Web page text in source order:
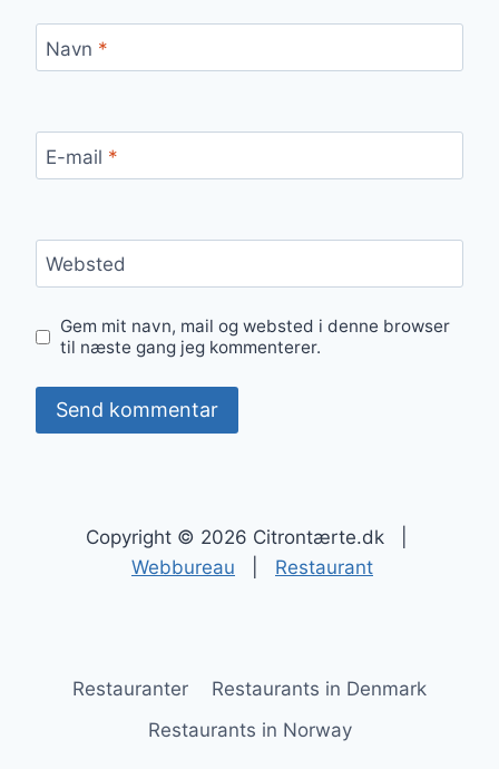
Navn *
E-mail *
Websted
Gem mit navn, mail og websted i denne browser
til næste gang jeg kommenterer.
Copyright © 2026 Citrontærte.dk |
Webbureau
Restaurant
Restauranter
Restaurants in Denmark
Restaurants in Norway